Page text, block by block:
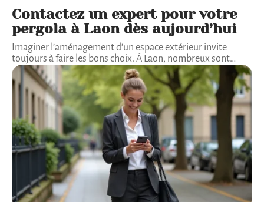
Contactez un expert pour votre
pergola à Laon dès aujourd’hui
Imaginer l’aménagement d’un espace extérieur invite
toujours à faire les bons choix. À Laon, nombreux sont…